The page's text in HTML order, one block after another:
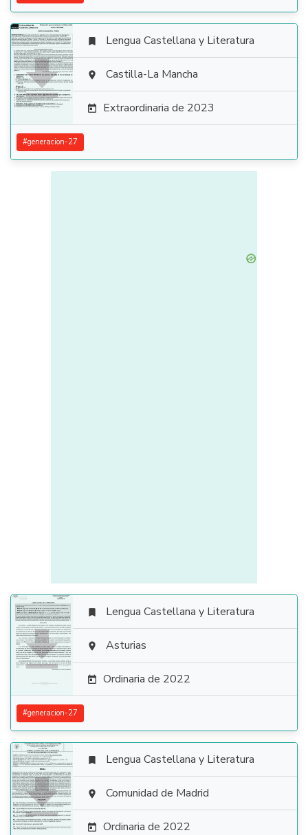

 Lengua Castellana y Literatura
 Castilla-La Mancha
 Extraordinaria de 2023
#generacion-27

 Lengua Castellana y Literatura
 Asturias
 Ordinaria de 2022
#generacion-27

 Lengua Castellana y Literatura
 Comunidad de Madrid
 Ordinaria de 2022